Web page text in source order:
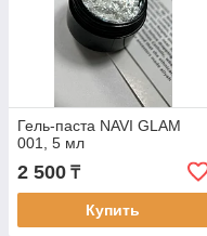
Гель-паста NAVI GLAM
001, 5 мл
2 500 ₸
Купить